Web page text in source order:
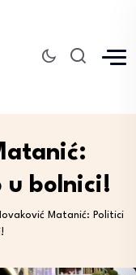
u bolnici!
Matanić: Politici